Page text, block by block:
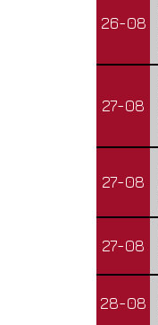
26-08
27-08
27-08
27-08
28-08